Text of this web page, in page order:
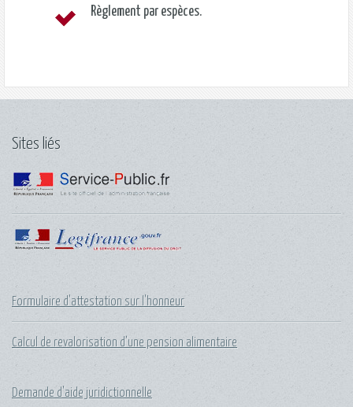
Règlement par espèces.
Sites liés
Formulaire d'attestation sur l'honneur
Calcul de revalorisation d’une pension alimentaire
Demande d'aide juridictionnelle